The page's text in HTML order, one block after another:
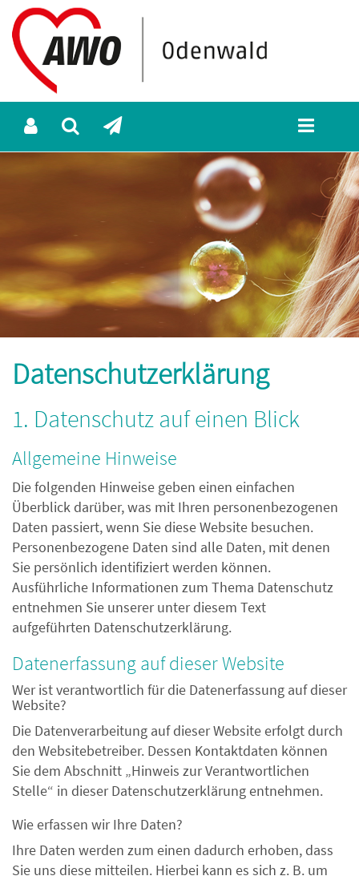
Datenschutzerklärung
1. Datenschutz auf einen Blick
Allgemeine Hinweise
Die folgenden Hinweise geben einen einfachen
Überblick darüber, was mit Ihren personenbezogenen
Daten passiert, wenn Sie diese Website besuchen.
Personenbezogene Daten sind alle Daten, mit denen
Sie persönlich identifiziert werden können.
Ausführliche Informationen zum Thema Datenschutz
entnehmen Sie unserer unter diesem Text
aufgeführten Datenschutzerklärung.
Datenerfassung auf dieser Website
Wer ist verantwortlich für die Datenerfassung auf dieser
Website?
Die Datenverarbeitung auf dieser Website erfolgt durch
den Websitebetreiber. Dessen Kontaktdaten können
Sie dem Abschnitt „Hinweis zur Verantwortlichen
Stelle“ in dieser Datenschutzerklärung entnehmen.
Wie erfassen wir Ihre Daten?
Ihre Daten werden zum einen dadurch erhoben, dass
Sie uns diese mitteilen. Hierbei kann es sich z. B. um